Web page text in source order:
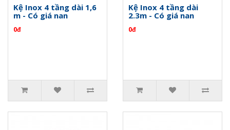
Kệ Inox 4 tầng dài 1,6
m - Có giá nan
0đ
Kệ Inox 4 tầng dài
2.3m - Có giá nan
0đ